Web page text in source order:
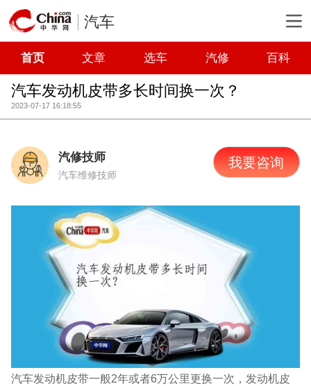
汽车
首页 文章 选车 汽修 百科
汽车发动机皮带多长时间换一次？
2023-07-17 16:18:55
汽修技师
汽车维修技师
我要咨询
汽车发动机皮带一般2年或者6万公里更换一次，发动机皮